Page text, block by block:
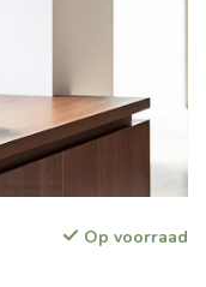
Op voorraad